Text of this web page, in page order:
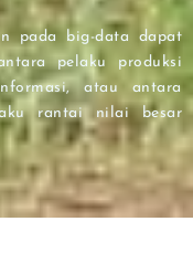
pada big-data dapat
pelaku produksi
atau antara
rantai nilai besar